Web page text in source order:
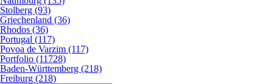
Stolberg (93)
Griechenland (36)
Rhodos (36)
Portugal (117)
Povoa de Varzim (117)
Portfolio (11728)
Baden-Württemberg (218)
Freiburg (218)